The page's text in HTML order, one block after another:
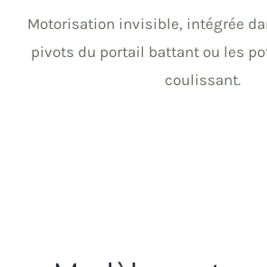
Motorisation invisible, intégrée
pivots du portail battant ou les
coulissant.